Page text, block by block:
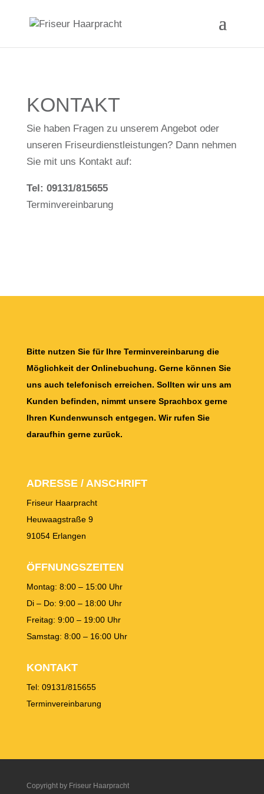
KONTAKT
Sie haben Fragen zu unserem Angebot oder
unseren Friseurdienstleistungen? Dann nehmen
Sie mit uns Kontakt auf:
Tel: 09131/815655
Terminvereinbarung
Bitte nutzen Sie für Ihre Terminvereinbarung die
Möglichkeit der Onlinebuchung. Gerne können Sie
uns auch telefonisch erreichen. Sollten wir uns am
Kunden befinden, nimmt unsere Sprachbox gerne
Ihren Kundenwunsch entgegen. Wir rufen Sie
daraufhin gerne zurück.
ADRESSE / ANSCHRIFT
Friseur Haarpracht
Heuwaagstraße 9
91054 Erlangen
ÖFFNUNGSZEITEN
Montag: 8:00 – 15:00 Uhr
Di – Do: 9:00 – 18:00 Uhr
Freitag: 9:00 – 19:00 Uhr
Samstag: 8:00 – 16:00 Uhr
KONTAKT
Tel: 09131/815655
Terminvereinbarung
Copyright by Friseur Haarpracht